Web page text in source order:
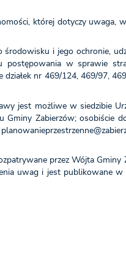
której dotyczy uwaga,
i jego ochronie,
w sprawie
nr 469/124, 469/97,
jest możliwe w siedzibie
Zabierzów; osobiście
przez Wójta
uwag i jest publikowane